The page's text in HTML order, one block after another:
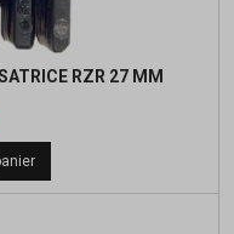
RZR 27 MM